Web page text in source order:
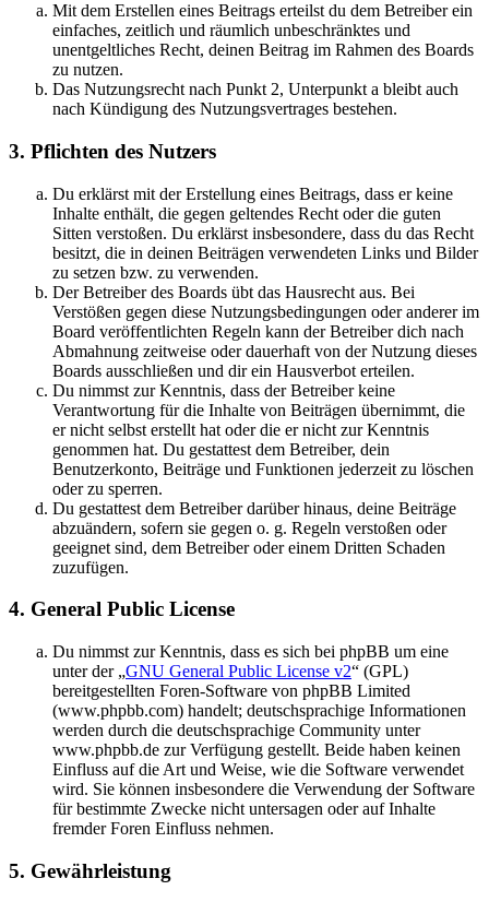
Mit dem Erstellen eines Beitrags erteilst du dem Betreiber ein
einfaches, zeitlich und räumlich unbeschränktes und
unentgeltliches Recht, deinen Beitrag im Rahmen des Boards
zu nutzen.
Das Nutzungsrecht nach Punkt 2, Unterpunkt a bleibt auch
nach Kündigung des Nutzungsvertrages bestehen.
3. Pflichten des Nutzers
Du erklärst mit der Erstellung eines Beitrags, dass er keine
Inhalte enthält, die gegen geltendes Recht oder die guten
Sitten verstoßen. Du erklärst insbesondere, dass du das Recht
besitzt, die in deinen Beiträgen verwendeten Links und Bilder
zu setzen bzw. zu verwenden.
Der Betreiber des Boards übt das Hausrecht aus. Bei
Verstößen gegen diese Nutzungsbedingungen oder anderer im
Board veröffentlichten Regeln kann der Betreiber dich nach
Abmahnung zeitweise oder dauerhaft von der Nutzung dieses
Boards ausschließen und dir ein Hausverbot erteilen.
Du nimmst zur Kenntnis, dass der Betreiber keine
Verantwortung für die Inhalte von Beiträgen übernimmt, die
er nicht selbst erstellt hat oder die er nicht zur Kenntnis
genommen hat. Du gestattest dem Betreiber, dein
Benutzerkonto, Beiträge und Funktionen jederzeit zu löschen
oder zu sperren.
Du gestattest dem Betreiber darüber hinaus, deine Beiträge
abzuändern, sofern sie gegen o. g. Regeln verstoßen oder
geeignet sind, dem Betreiber oder einem Dritten Schaden
zuzufügen.
4. General Public License
Du nimmst zur Kenntnis, dass es sich bei phpBB um eine
unter der „GNU General Public License v2“ (GPL)
bereitgestellten Foren-Software von phpBB Limited
(www.phpbb.com) handelt; deutschsprachige Informationen
werden durch die deutschsprachige Community unter
www.phpbb.de zur Verfügung gestellt. Beide haben keinen
Einfluss auf die Art und Weise, wie die Software verwendet
wird. Sie können insbesondere die Verwendung der Software
für bestimmte Zwecke nicht untersagen oder auf Inhalte
fremder Foren Einfluss nehmen.
5. Gewährleistung